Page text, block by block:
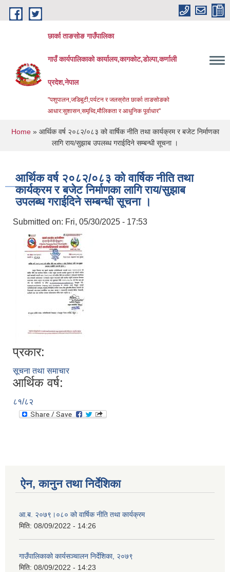
Skip to main content
छार्का ताङसोङ गाउँपालिका
गाउँ कार्यपालिकाको कार्यालय,कागकोट,डोल्पा,कर्णाली
प्रदेश,नेपाल
"पशुपालन,जडिबुटी,पर्यटन र जलस्रोत छार्का ताङसोङको
आधार:सुशासन,समृध्दि,मौलिकता र आधुनिक पूर्वाधार''
You are here
Home» आर्थिक वर्ष २०८२/०८३ को वार्षिक नीति तथा कार्यक्रम र बजेट निर्माणका
लागि राय/सुझाब उपलब्ध गराईदिने सम्बन्धी सूचना ।
आर्थिक वर्ष २०८२/०८३ को वार्षिक नीति तथा
कार्यक्रम र बजेट निर्माणका लागि राय/सुझाब
उपलब्ध गराईदिने सम्बन्धी सूचना ।
Submitted on: Fri, 05/30/2025 - 17:53
प्रकार:
सूचना तथा समाचार
आर्थिक वर्ष:
८१/८२
ऐन, कानुन तथा निर्देशिका
आ.ब. २०७९।०८० को वार्षिक नीति तथा कार्यक्रम
मिति: 08/09/2022 - 14:26
गाउँपालिकाको कार्यसञ्चालन निर्देशिका, २०७९
मिति: 08/09/2022 - 14:23